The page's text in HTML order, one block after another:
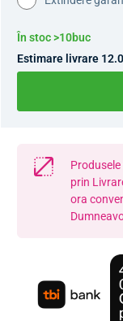
În stoc >10buc
Estimare livrare
prin
ora